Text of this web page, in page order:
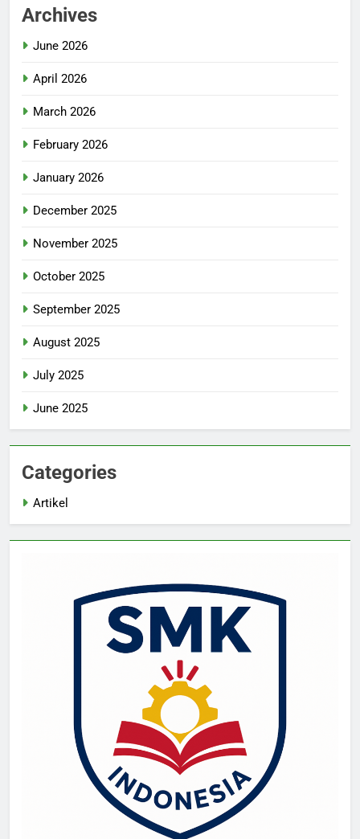
Archives
June 2026
April 2026
March 2026
February 2026
January 2026
December 2025
November 2025
October 2025
September 2025
August 2025
July 2025
June 2025
Categories
Artikel